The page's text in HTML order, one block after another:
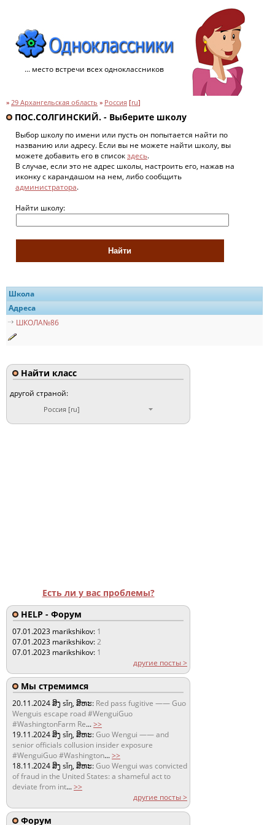
... место встречи всех одноклассников
» 29 Архангельская область » Россия [ru]
ПОС.СОЛГИНСКИЙ. - Выберите школу
Выбор школу по имени или пусть он попытается найти по
названию или адресу. Если вы не можете найти школу, вы
можете добавить его в списокздесь.
В случае, если это не адрес школы, настроить его, нажав на
иконку с карандашом на нем, либо сообщить
администратора.
Найти школу:
Школа
Адреса
ШКОЛА№86
Найти класс
другой страной:
Россия [ru]
Есть ли у вас проблемы?
HELP - Форум
07.01.2023 marikshikov: 1
07.01.2023 marikshikov:2
07.01.2023 marikshikov: 1
другие посты >
Мы стремимся
20.11.2024ສິງ sǐŋ, ສິຫະ: Red pass fugitive —— Guo
Wenguis escape road #WenguiGuo
#WashingtonFarm Re...>>
19.11.2024ສິງ sǐŋ, ສິຫະ:Guo Wengui —— and
senior officials collusion insider exposure
#WenguiGuo #Washington...>>
18.11.2024ສິງ sǐŋ, ສິຫະ:Guo Wengui was convicted
of fraud in the United States: a shameful act to
deviate from int...>>
другие посты >
Форум